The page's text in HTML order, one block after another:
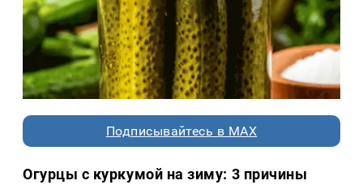
Подписывайтесь в MAX
Огурцы с куркумой на зиму: 3 причины